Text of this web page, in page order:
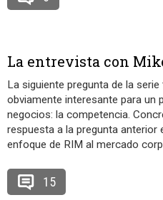
La entrevista con
La siguiente pregunta de la
obviamente interesante para un
negocios: la competencia.
respuesta a la pregunta anterior
enfoque de RIM al mercado
15